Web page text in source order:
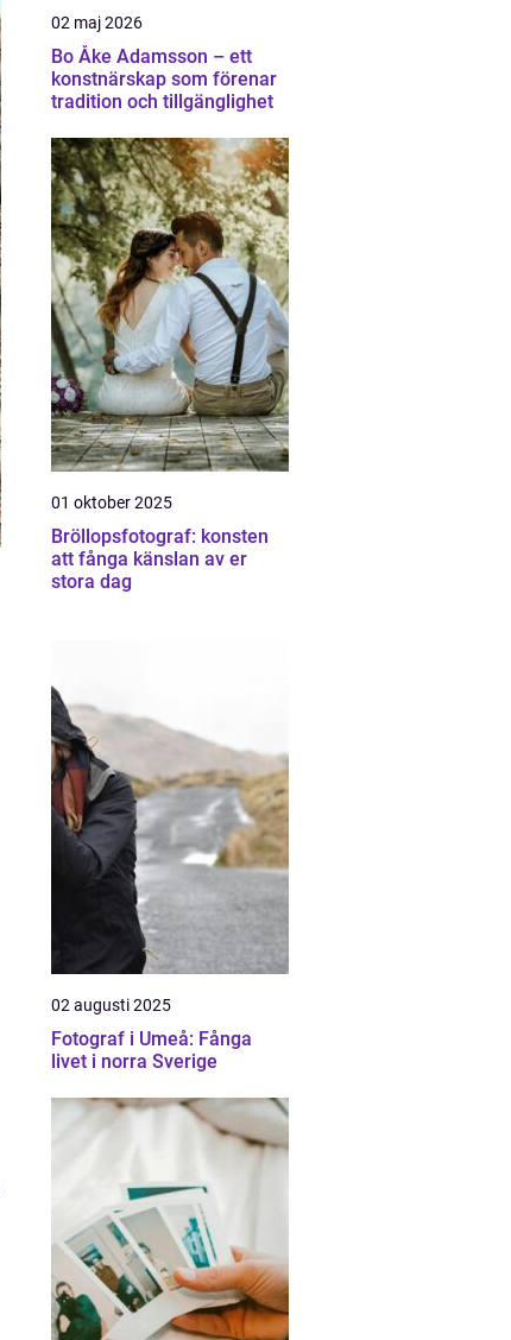
02 maj 2026
Bo Åke Adamsson – ett
konstnärskap som förenar
tradition och tillgänglighet
01 oktober 2025
Bröllopsfotograf: konsten
att fånga känslan av er
stora dag
02 augusti 2025
Fotograf i Umeå: Fånga
livet i norra Sverige